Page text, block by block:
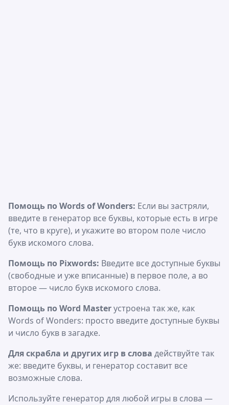
Помощь по Words of Wonders: Если вы застряли,
введите в генератор все буквы, которые есть в игре
(те, что в круге), и укажите во втором поле число
букв искомого слова.
Помощь по Pixwords: Введите все доступные буквы
(свободные и уже вписанные) в первое поле, а во
второе — число букв искомого слова.
Помощь по Word Masterустроена так же, как
Words of Wonders: просто введите доступные буквы
и число букв в загадке.
Для скрабла и других игр в слова действуйте так
же: введите буквы, и генератор составит все
возможные слова.
Используйте генератор для любой игры в слова —